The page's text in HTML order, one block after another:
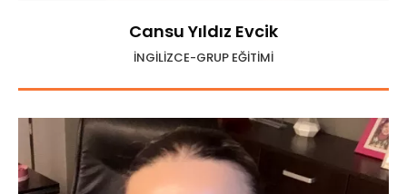
Cansu Yıldız Evcik
İNGİLİZCE-GRUP EĞİTİMİ